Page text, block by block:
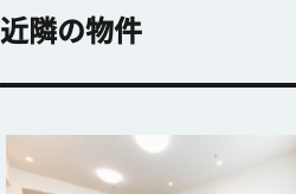
近隣の物件